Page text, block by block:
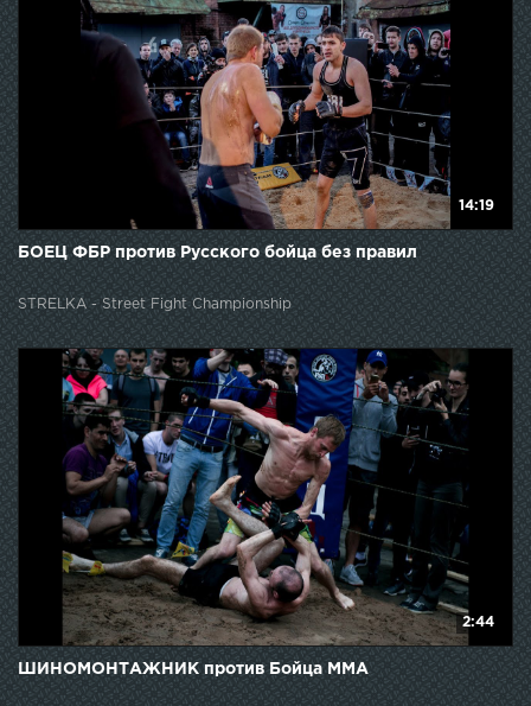
14:19
БОЕЦ ФБР против Русского бойца без правил
STRELKA - Street Fight Championship
2:44
ШИНОМОНТАЖНИК против Бойца ММА